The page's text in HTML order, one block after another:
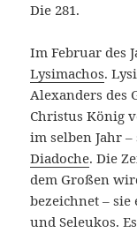
Die 281.
Im Februar des
Lysimachos.
Alexanders des
Christus König
im selben Jahr
Diadoche. Die
dem Großen
bezeichnet – sie
und Seleukos.